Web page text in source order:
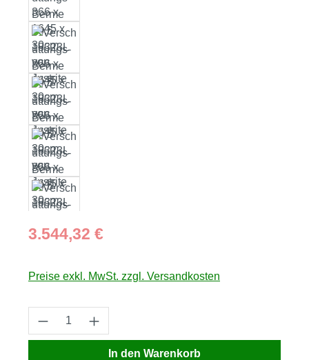
Regulärer Preis:
3.544,32 €
Preise exkl. MwSt. zzgl. Versandkosten
Produkt Anzahl: Gib den gewünschten
In den Warenkorb